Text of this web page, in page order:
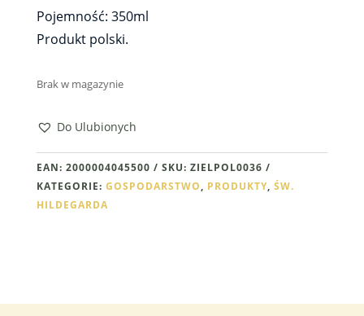
Pojemność: 350ml
Produkt polski.
Brak w magazynie
Do Ulubionych
EAN: 2000004045500 SKU: ZIELPOL0036
KATEGORIE: GOSPODARSTWO, PRODUKTY, ŚW.
HILDEGARDA